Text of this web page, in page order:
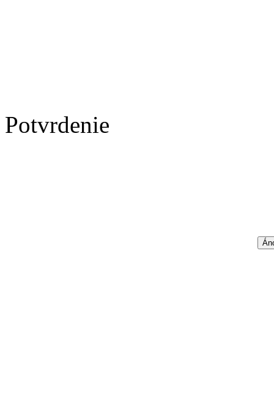
Potvrdenie